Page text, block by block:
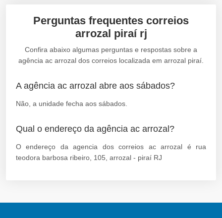
Perguntas frequentes correios
arrozal piraí rj
Confira abaixo algumas perguntas e respostas sobre a
agência ac arrozal dos correios localizada em arrozal piraí.
A agência ac arrozal abre aos sábados?
Não, a unidade fecha aos sábados.
Qual o endereço da agência ac arrozal?
O endereço da agencia dos correios ac arrozal é rua
teodora barbosa ribeiro, 105, arrozal - piraí RJ